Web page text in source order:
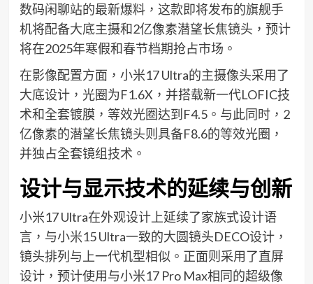
数码闲聊站的最新爆料，这款即将发布的旗舰手
机将配备大底主摄和2亿像素潜望长焦镜头，预计
将在2025年寒假和春节档期抢占市场。
在影像配置方面，小米17 Ultra的主摄像头采用了
大底设计，光圈为F1.6X，并搭载新一代LOFIC技
术和全套镀膜，等效光圈达到F4.5。与此同时，2
亿像素的潜望长焦镜头则具备F8.6的等效光圈，
并独占全套镜组技术。
设计与显示技术的延续与创新
小米17 Ultra在外观设计上延续了家族式设计语
言，与小米15 Ultra一致的大圆镜头DECO设计，
镜头排列与上一代机型相似。正面则采用了直屏
设计，预计使用与小米17 Pro Max相同的超级像